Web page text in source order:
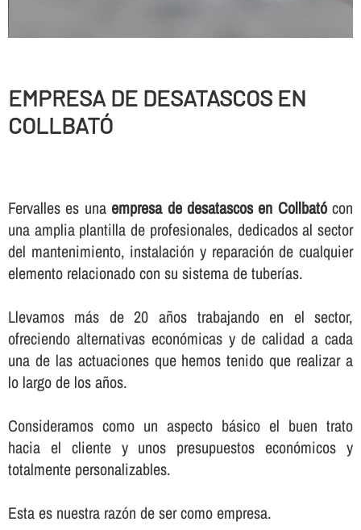
EMPRESA DE DESATASCOS EN
COLLBATÓ
Fervalles es unaempresa de desatascos en Collbatócon
una amplia plantilla de profesionales, dedicados al sector
del mantenimiento, instalación y reparación de cualquier
elemento relacionado con su sistema de tuberí­as.
Llevamos más de 20 años trabajando en el sector,
ofreciendo alternativas económicas y de calidad a cada
una de las actuaciones que hemos tenido que realizar a
lo largo de los años.
Consideramos como un aspecto básico el buen trato
hacia el cliente y unos presupuestos económicos y
totalmente personalizables.
Esta es nuestra razón de ser como empresa.